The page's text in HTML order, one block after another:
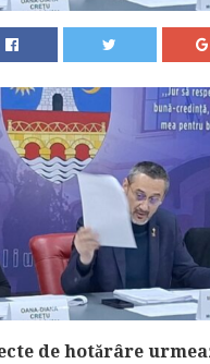
de hotărâre